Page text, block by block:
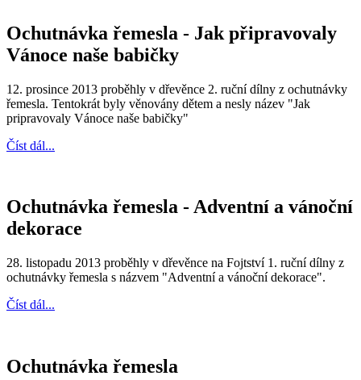
Ochutnávka řemesla - Jak připravovaly
Vánoce naše babičky
12. prosince 2013 proběhly v dřevěnce 2. ruční dílny z ochutnávky
řemesla. Tentokrát byly věnovány dětem a nesly název "Jak
pripravovaly Vánoce naše babičky"
Číst dál...
Ochutnávka řemesla - Adventní a vánoční
dekorace
28. listopadu 2013 proběhly v dřevěnce na Fojtství 1. ruční dílny z
ochutnávky řemesla s názvem "Adventní a vánoční dekorace".
Číst dál...
Ochutnávka řemesla